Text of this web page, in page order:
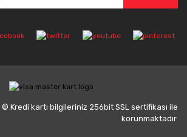
Kredi kartı bilgileriniz 256bit SSL sertifikası ile
korunmaktadır.